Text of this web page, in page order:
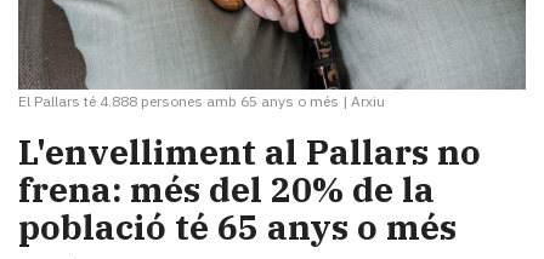
El Pallars té 4.888 persones amb 65 anys o més | Arxiu
L'envelliment al Pallars no
frena: més del 20% de la
població té 65 anys o més